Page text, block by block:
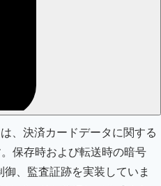
、決済カードデータに関する
保存時および転送時の暗号
、監査証跡を実装していま